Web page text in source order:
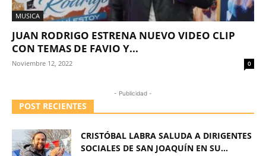
MUSICA
JUAN RODRIGO ESTRENA NUEVO VIDEO CLIP
CON TEMAS DE FAVIO Y...
Noviembre 12, 2022 0
- Publicidad -
POST RECIENTES
CRISTÓBAL LABRA SALUDA A DIRIGENTES
SOCIALES DE SAN JOAQUÍN EN SU...